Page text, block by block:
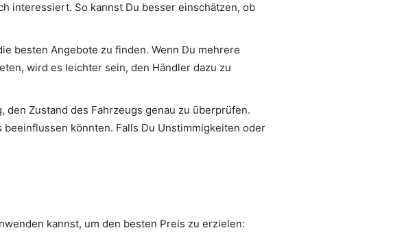
interessiert. So kannst Du besser einschätzen, ob
besten Angebote zu finden. Wenn Du mehrere
wird es leichter sein, den Händler dazu zu
Zustand des Fahrzeugs genau zu überprüfen.
könnten. Falls Du Unstimmigkeiten oder
kannst, um den besten Preis zu erzielen: